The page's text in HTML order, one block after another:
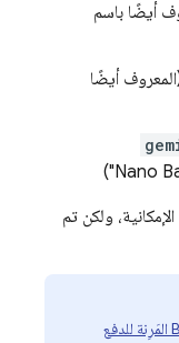
أيضًا باسم
أيضًا
ولكن تم
خطة Blaze المَرِنة للدفع